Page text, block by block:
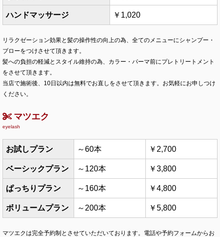
ハンドマッサージ ￥1,020
リラクゼーション効果と髪の操作性の向上の為、全てのメニューにシャンプー・
ブローをつけさせて頂きます。
髪への負担の軽減とスタイル維持の為、カラー・パーマ前にプレトリートメント
をさせて頂きます。
当店で施術後、10日以内は無料でお直しをさせて頂きます。お気軽にお申しつけ
ください。
マツエク
eyelash
お試しプラン ～60本 ￥2,700
ベーシックプラン ～120本 ￥3,800
ぱっちりプラン ～160本 ￥4,800
ボリュームプラン ～200本 ￥5,800
マツエクは完全予約制とさせていただいております。電話や予約フォームからお